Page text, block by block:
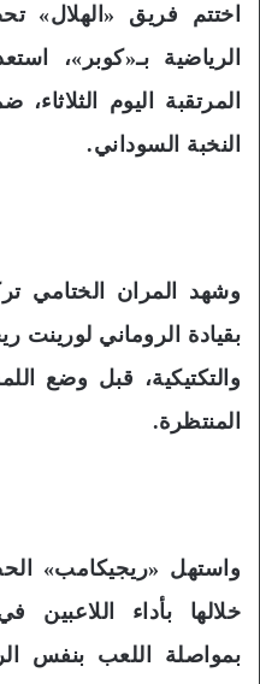
اختتم فريق «الهلال»
الرياضية بـ«كوبر»،
المرتقبة اليوم
النخبة السوداني.
وشهد المران الختامي
بقيادة الروماني لورينت
والتكتيكية، قبل وضع
المنتظرة.
واستهل «ريجيكامب»
خلالها بأداء اللاعبين
بمواصلة اللعب بنفس